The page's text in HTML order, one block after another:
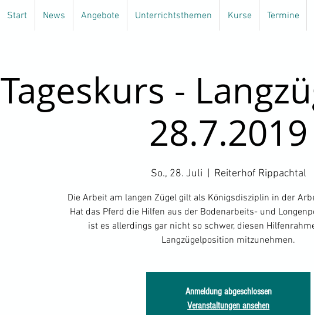
Start News Angebote Unterrichtsthemen Kurse Termine
Tageskurs -
28.7.2019
So., 28. Juli Reiterhof Rippachtal
Die Arbeit am langen Zügel gilt als Königsdisziplin in der
Hat das Pferd die Hilfen aus der Bodenarbeits- und
ist es allerdings gar nicht so schwer, diesen
Langzügelposition mitzunehmen.
Anmeldung abgeschlossen
Veranstaltungen ansehen